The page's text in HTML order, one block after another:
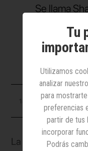
Se llama
‘influencer
bajo
14 febrero 2025
La agencia
Tu
Utilizamos
analizar
para
preferencias
partir de tus
incorporar
Podrás